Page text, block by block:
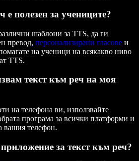
е полезен за учениците?
шаблони за TTS, да ги
превод, персонализирани гласове и
на ученици на всякакво ниво
TTS.
текст към реч на моя
на телефона ви, използвайте
програма за всички платформи и
вашия телефон.
за текст към реч?